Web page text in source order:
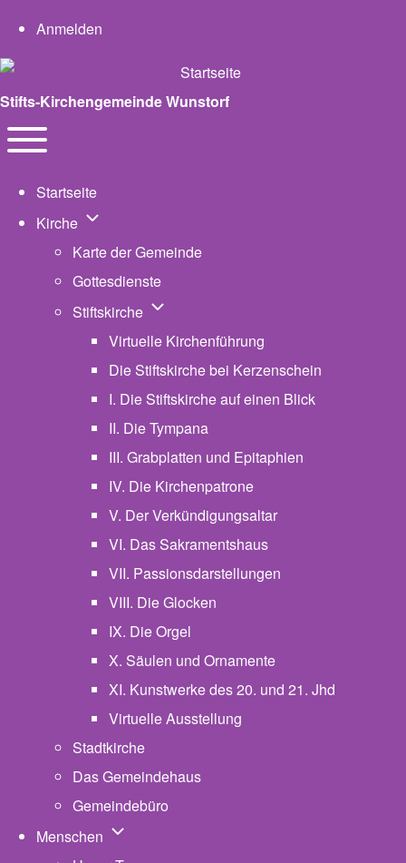
User account menu
Anmelden
Stifts-Kirchengemeinde Wunstorf
Navigation
Startseite
Kirche Unternavigation von Kirche
Karte der Gemeinde
Gottesdienste
Stiftskirche Unternavigation von Stiftskirche
Virtuelle Kirchenführung
Die Stiftskirche bei Kerzenschein
I. Die Stiftskirche auf einen Blick
II. Die Tympana
III. Grabplatten und Epitaphien
IV. Die Kirchenpatrone
V. Der Verkündigungsaltar
VI. Das Sakramentshaus
VII. Passionsdarstellungen
VIII. Die Glocken
IX. Die Orgel
X. Säulen und Ornamente
XI. Kunstwerke des 20. und 21. Jhd
Virtuelle Ausstellung
Stadtkirche
Das Gemeindehaus
Gemeindebüro
Menschen Unternavigation von Menschen